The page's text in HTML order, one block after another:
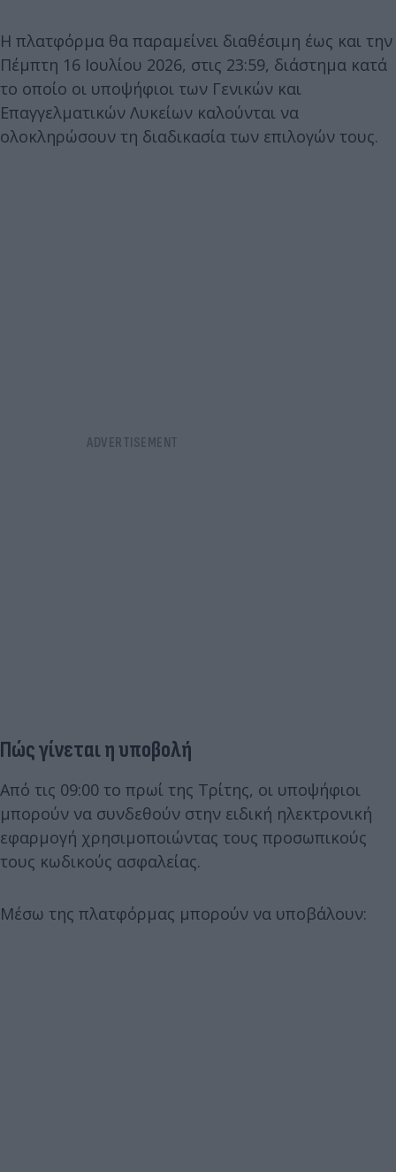
Η πλατφόρμα θα παραμείνει διαθέσιμη έως και την
Πέμπτη 16 Ιουλίου 2026, στις 23:59, διάστημα κατά
το οποίο οι υποψήφιοι των Γενικών και
Επαγγελματικών Λυκείων καλούνται να
ολοκληρώσουν τη διαδικασία των επιλογών τους.
Πώς γίνεται η υποβολή
Από τις 09:00 το πρωί της Τρίτης, οι υποψήφιοι
μπορούν να συνδεθούν στην ειδική ηλεκτρονική
εφαρμογή χρησιμοποιώντας τους προσωπικούς
τους κωδικούς ασφαλείας.
Μέσω της πλατφόρμας μπορούν να υποβάλουν: